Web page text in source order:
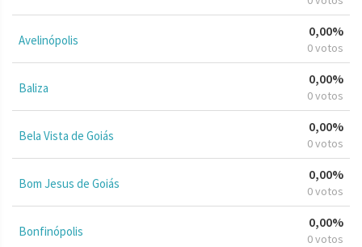
Avelinópolis
0,00%
0 votos
Baliza
0,00%
0 votos
Bela Vista de Goiás
0,00%
0 votos
Bom Jesus de Goiás
0,00%
0 votos
Bonfinópolis
0,00%
0 votos